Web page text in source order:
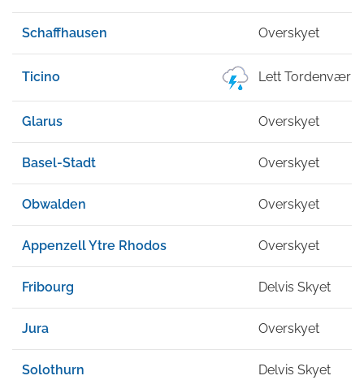
Schaffhausen Overskyet
Ticino Lett Tordenvær
Glarus Overskyet
Basel-Stadt Overskyet
Obwalden Overskyet
Appenzell Ytre Rhodos Overskyet
Fribourg Delvis Skyet
Jura Overskyet
Solothurn Delvis Skyet